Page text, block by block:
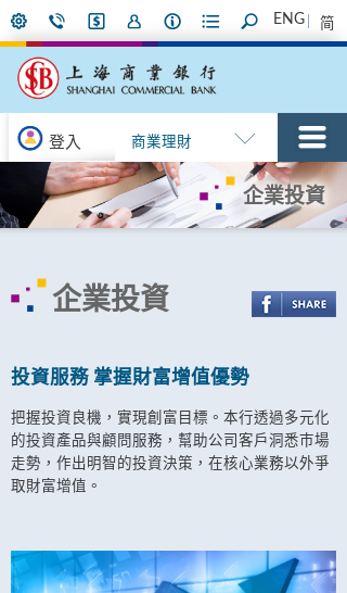
ENG 简
登入 商業理財
企業投資
企業投資
投資服務 掌握財富增值優勢
把握投資良機，實現創富目標。本行透過多元化
的投資產品與顧問服務，幫助公司客戶洞悉巿場
走勢，作出明智的投資決策，在核心業務以外爭
取財富增值。